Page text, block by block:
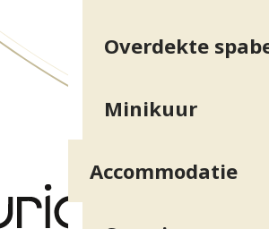
Overdekte
Minikuur
Accommodatie